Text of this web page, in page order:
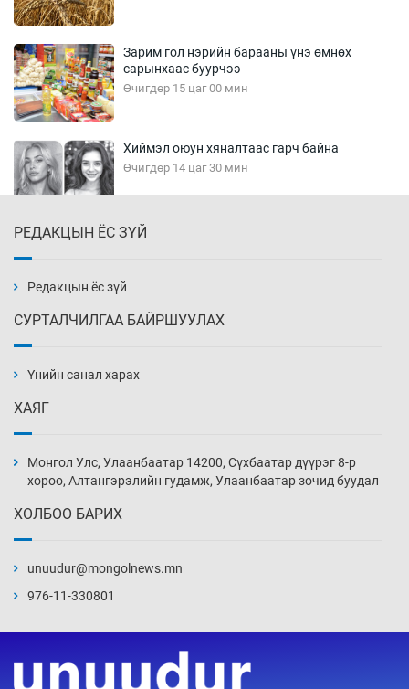
Зарим гол нэрийн барааны үнэ өмнөх
сарынхаас буурчээ
Өчигдөр 15 цаг 00 мин
Хиймэл оюун хяналтаас гарч байна
Өчигдөр 14 цаг 30 мин
Өчигдөр 14 цаг 00 мин
нэмэгджээ
Өчигдөр 13 цаг 30 мин
Өчигдөр 13 цаг 00 мин
Өчигдөр 12 цаг 30 мин
РЕДАКЦЫН ЁС ЗҮЙ
Редакцын ёс зүй
СУРТАЛЧИЛГАА БАЙРШУУЛАХ
Үнийн санал харах
ХАЯГ
Монгол Улс, Улаанбаатар 14200, Сүхбаатар дүүрэг 8-р
хороо, Алтангэрэлийн гудамж, Улаанбаатар зочид буудал
ХОЛБОО БАРИХ
unuudur@mongolnews.mn
976-11-330801